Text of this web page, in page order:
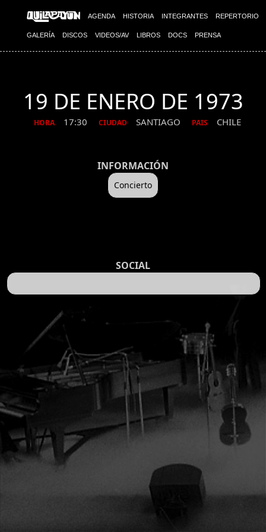
AGENDA HISTORIA INTEGRANTES REPERTORIO
GALERÍA DISCOS VIDEOS/AV LIBROS DOCS PRENSA
19 DE ENERO DE 1973
HORA 17:30 CIUDAD SANTIAGO PAIS CHILE
INFORMACIÓN
Concierto
SOCIAL